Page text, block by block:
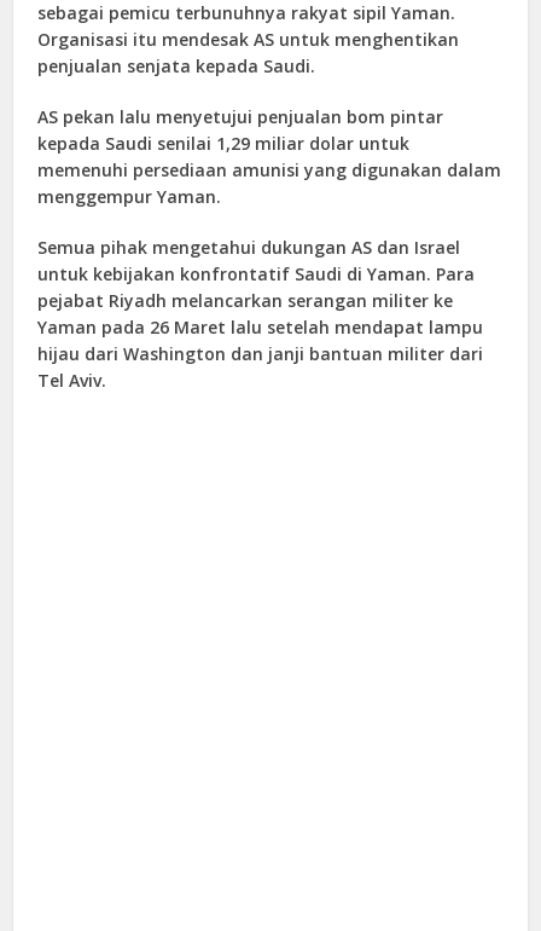
sebagai pemicu terbunuhnya rakyat sipil Yaman.
Organisasi itu mendesak AS untuk menghentikan
penjualan senjata kepada Saudi.
AS pekan lalu menyetujui penjualan bom pintar
kepada Saudi senilai 1,29 miliar dolar untuk
memenuhi persediaan amunisi yang digunakan dalam
menggempur Yaman.
Semua pihak mengetahui dukungan AS dan Israel
untuk kebijakan konfrontatif Saudi di Yaman. Para
pejabat Riyadh melancarkan serangan militer ke
Yaman pada 26 Maret lalu setelah mendapat lampu
hijau dari Washington dan janji bantuan militer dari
Tel Aviv.